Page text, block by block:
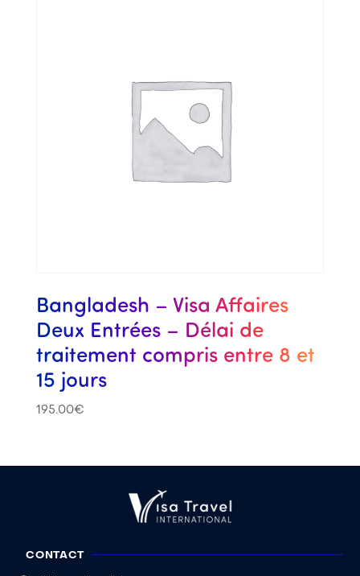
Bangladesh – Visa Affaires
Deux Entrées – Délai de
traitement compris entre 8 et
15 jours
195.00€
CONTACT